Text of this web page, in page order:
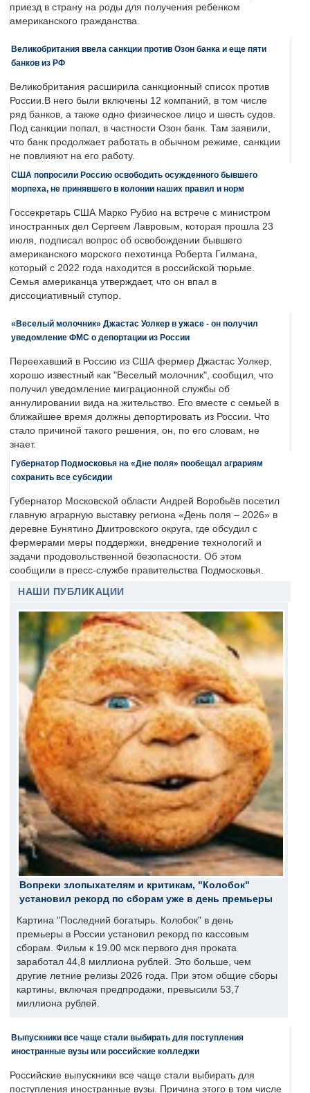
приезд в страну на роды для получения ребенком
американского гражданства.
Великобритания ввела санкции против Озон банка и еще пяти
банков из РФ
Великобритания расширила санкционный список против
России.В него были включены 12 компаний, в том числе
ряд банков, а также одно физическое лицо и шесть судов.
Под санкции попал, в частности Озон банк. Там заявили,
что банк продолжает работать в обычном режиме, санкции
не повлияют на его работу.
США попросили Россию освободить осужденного бывшего
морпеха, не принявшего в колонии наших правил и норм
Госсекретарь США Марко Рубио на встрече с министром
иностранных дел Сергеем Лавровым, которая прошла 23
июля, подписал вопрос об освобождении бывшего
американского морского пехотинца Роберта Гилмана,
который с 2022 года находится в российской тюрьме.
Семья американца утверждает, что он впал в
диссоциативный ступор.
«Веселый молочник» Джастас Уолкер в ужасе - он получил
уведомление ФМС о депортации из России
Переехавший в Россию из США фермер Джастас Уолкер,
хорошо известный как "Веселый молочник", сообщил, что
получил уведомление миграционной службы об
аннулировании вида на жительство. Его вместе с семьей в
ближайшее время должны депортировать из России. Что
стало причиной такого решения, он, по его словам, не
знает.
Губернатор Подмосковья на «Дне поля» пообещал аграриям
сохранить все субсидии
Губернатор Московской области Андрей Воробьёв посетил
главную аграрную выставку региона «День поля – 2026» в
деревне Бунятино Дмитровского округа, где обсудил с
фермерами меры поддержки, внедрение технологий и
задачи продовольственной безопасности. Об этом
сообщили в пресс-службе правительства Подмосковья.
НАШИ ПУБЛИКАЦИИ
Вопреки злопыхателям и критикам, "Колобок"
установил рекорд по сборам уже в день премьеры
Картина "Последний богатырь. Колобок" в день
премьеры в России установил рекорд по кассовым
сборам. Фильм к 19.00 мск первого дня проката
заработал 44,8 миллиона рублей. Это больше, чем
другие летние релизы 2026 года. При этом общие сборы
картины, включая предпродажи, превысили 53,7
миллиона рублей.
Выпускники все чаще стали выбирать для поступления
иностранные вузы или российские колледжи
Российские выпускники все чаще стали выбирать для
поступления иностранные вузы. Причина этого в том числе